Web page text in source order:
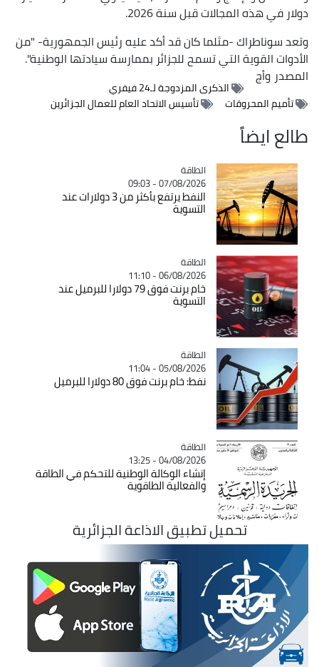
دولار في هذه المجالات قبل سنة 2026.
وتعد سوناطراك -مثلما كان قد أكد عليه رئيس الجمهورية- "من
الأدوات القوية التي تسمح للجزائر بممارسة سيادتها الوطنية".
المصدروأج
الذكرى المزدوجة لـ24 فيفري
تأميم المحروقات
تأسيس الاتحاد العام للعمال الجزائرين
طالع ايضاً
Catégorie
الطاقة
07/08/2026 - 09:03
النفط يرتفع بأكثر من 3 دولارات عند
التسوية
Catégorie
الطاقة
06/08/2026 - 11:10
خام برنت فوق 79 دولارا للبرميل عند
التسوية
Catégorie
الطاقة
05/08/2026 - 11:04
نفط: خام برنت فوق 80 دولارا للبرميل
Catégorie
الطاقة
04/08/2026 - 13:25
إنشاء الوكالة الوطنية للتحكم في الطاقة
والفعالية الطاقوية
تحميل تطبيق الاذاعة الجزائرية